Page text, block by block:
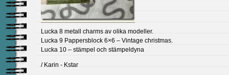
Lucka 8 metall charms av olika modeller.
Lucka 9 Pappersblock 6×6 – Vintage christmas.
Lucka 10 – stämpel och stämpeldyna
/ Karin - Kstar